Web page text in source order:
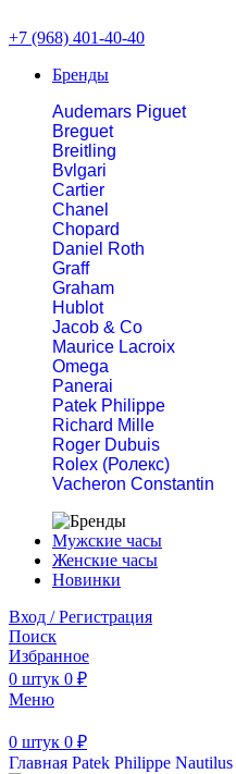
+7 (968) 401-40-40
Бренды
Audemars Piguet
Breguet
Breitling
Bvlgari
Cartier
Chanel
Chopard
Daniel Roth
Graff
Graham
Hublot
Jacob & Co
Maurice Lacroix
Omega
Panerai
Patek Philippe
Richard Mille
Roger Dubuis
Rolex (Ролекс)
Vacheron Constantin
Мужские часы
Женские часы
Новинки
Вход / Регистрация
Поиск
Избранное
0 штук 0 ₽
Меню
0 штук 0 ₽
Главная Patek Philippe Nautilus